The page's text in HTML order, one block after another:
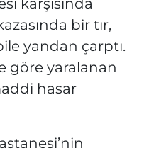
karşısında
bir tır,
yandan çarptı.
göre yaralanan
hasar